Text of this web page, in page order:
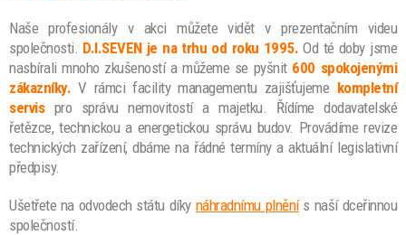
Naše profesionály v akci můžete vidět v prezentačním videu
společnosti. D.I.SEVEN je na trhu od roku 1995.Od té doby jsme
nasbírali mnoho zkušeností a můžeme se pyšnit 600 spokojenými
zákazníky.V rámci facility managementu zajišťujeme kompletní
servispro správu nemovitostí a majetku. Řídíme dodavatelské
řetězce, technickou a energetickou správu budov. Provádíme revize
technických zařízení, dbáme na řádné termíny a aktuální legislativní
předpisy.
Ušetřete na odvodech státu díky náhradnímu plněnís naší dceřinnou
společností.